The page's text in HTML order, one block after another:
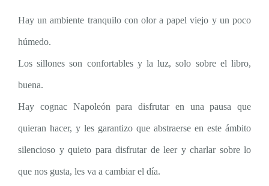
Hay un ambiente tranquilo con olor a papel viejo y un poco
húmedo.
Los sillones son confortables y la luz, solo sobre el libro,
buena.
Hay cognac Napoleón para disfrutar en una pausa que
quieran hacer, y les garantizo que abstraerse en este ámbito
silencioso y quieto para disfrutar de leer y charlar sobre lo
que nos gusta, les va a cambiar el día.